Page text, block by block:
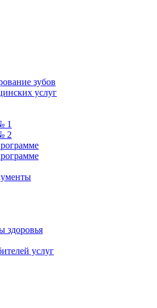
зубов
услуг
1
2
здоровья
услуг